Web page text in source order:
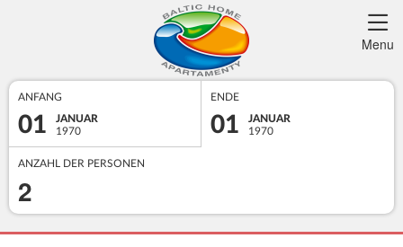
Menu
ANFANG
01
JANUAR
1970
ENDE
01
JANUAR
1970
ANZAHL DER PERSONEN
2